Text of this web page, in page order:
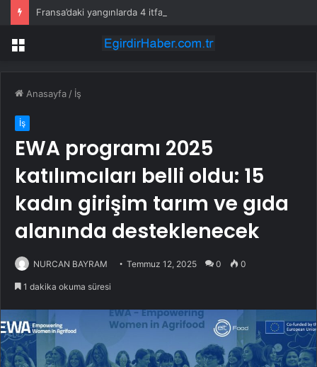
Fransa’daki yangınlarda 4 itfaiye eri hayatını kaybetti
Menü
Anasayfa / İş
İş
EWA programı 2025
katılımcıları belli oldu: 15
kadın girişim tarım ve gıda
alanında desteklenecek
NURCAN BAYRAM Temmuz 12, 2025 0 0
1 dakika okuma süresi